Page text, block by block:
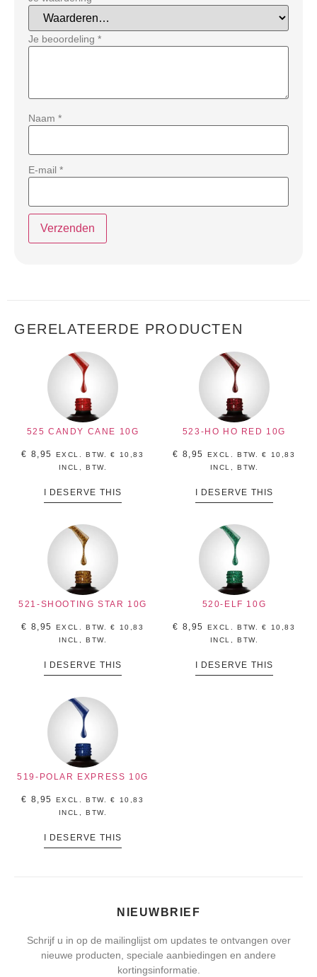
Je beoordeling *
Naam *
E-mail *
GERELATEERDE PRODUCTEN
525 CANDY CANE 10G
€ 8,95 EXCL. BTW.€
10,83
INCL, BTW.
I DESERVE THIS
523-HO HO RED 10G
€ 8,95 EXCL. BTW.€
10,83
INCL, BTW.
I DESERVE THIS
521-SHOOTING STAR 10G
€ 8,95 EXCL. BTW.€
10,83
INCL, BTW.
I DESERVE THIS
520-ELF 10G
€ 8,95 EXCL. BTW.€
10,83
INCL, BTW.
I DESERVE THIS
519-POLAR EXPRESS 10G
€ 8,95 EXCL. BTW.€
10,83
INCL, BTW.
I DESERVE THIS
NIEUWBRIEF
Schrijf u in op de mailinglijst om updates te ontvangen over
nieuwe producten, speciale aanbiedingen en andere
kortingsinformatie.